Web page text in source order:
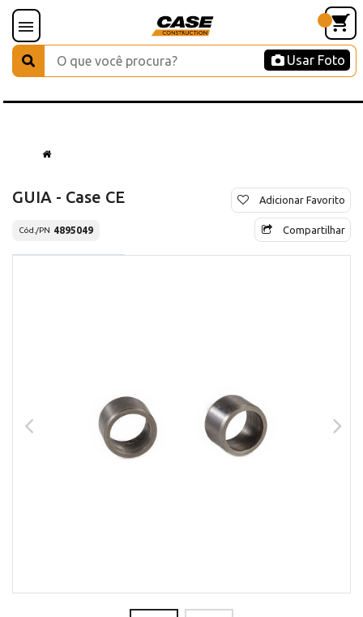
Usar Foto
GUIA - Case CE
Cód./PN 4895049
Adicionar Favorito
Compartilhar